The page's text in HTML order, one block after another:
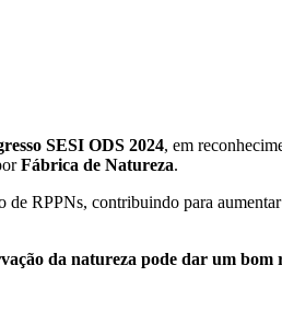
SESI ODS 2024, em
Fábrica de Natureza.
RPPNs, contribuindo para
da natureza pode dar um